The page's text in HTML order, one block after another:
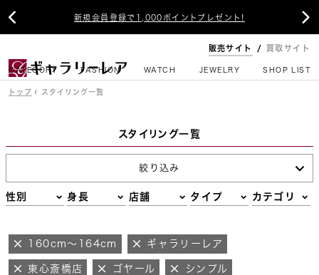
新規会員登録で1,000ポイントプレゼント!
 
販売サイト 買取サイト
CATEGORY FASHION WATCH JEWELRY SHOP LIST
トップ スタイリング一覧
スタイリング一覧
絞り込み
性別 身長 店舗 タイプ カテゴリ
160cm～164cm ギャラリーレア
東心斎橋店 ゴヤール シンプル